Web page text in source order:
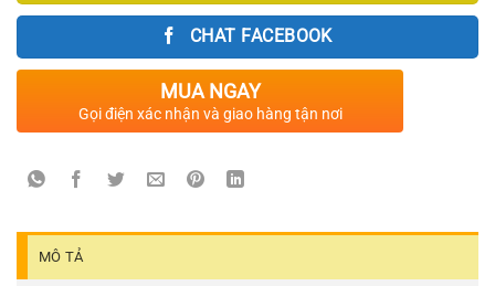
CHAT FACEBOOK
MUA NGAY
Gọi điện xác nhận và giao hàng tận nơi
MÔ TẢ